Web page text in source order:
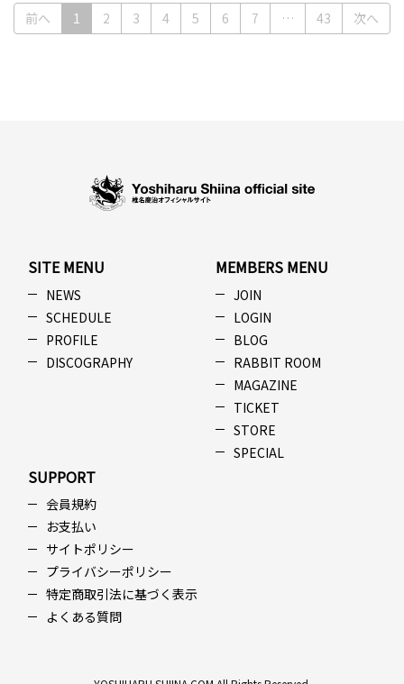
前へ 1 (current)
2 3 4 5 6 7 … 43 次へ
SITE MENU
NEWS
SCHEDULE
PROFILE
DISCOGRAPHY
MEMBERS MENU
JOIN
LOGIN
BLOG
RABBIT ROOM
MAGAZINE
TICKET
STORE
SPECIAL
SUPPORT
会員規約
お支払い
サイトポリシー
プライバシーポリシー
特定商取引法に基づく表示
よくある質問